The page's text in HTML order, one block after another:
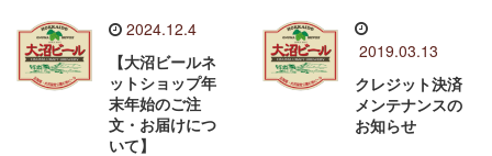
2024.12.4
【大沼ビールネ
ットショップ年
末年始のご注
文・お届けにつ
いて】
2019.03.13
クレジット決済
メンテナンスの
お知らせ